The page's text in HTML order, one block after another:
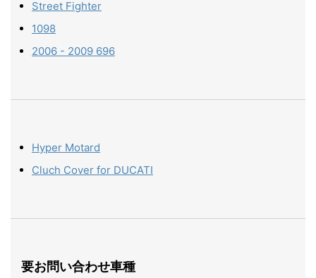
Street Fighter
1098
2006 - 2009 696
Hyper Motard
Cluch Cover for DUCATI
要お問い合わせ車種